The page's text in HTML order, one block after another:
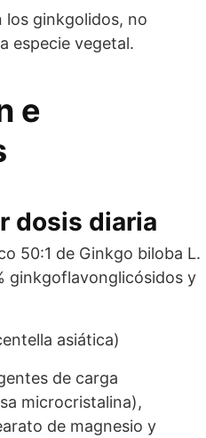
los ginkgolidos, no
especie vegetal.
e
dosis diaria
50:1 de Ginkgo biloba L.
ginkgoflavonglicósidos y
asiática)
de carga
microcristalina),
de magnesio y